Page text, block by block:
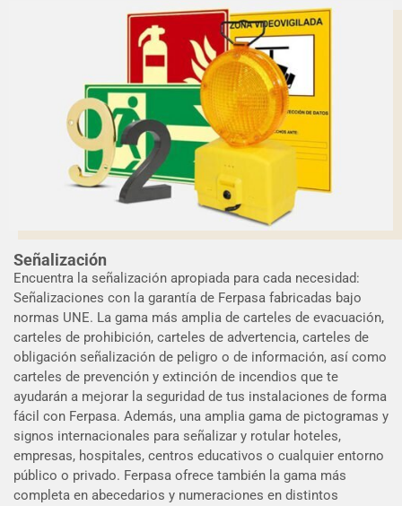
Señalización
Encuentra la señalización apropiada para cada necesidad:
Señalizaciones con la garantía de Ferpasa fabricadas bajo
normas UNE. La gama más amplia de carteles de evacuación,
carteles de prohibición, carteles de advertencia, carteles de
obligación señalización de peligro o de información, así como
carteles de prevención y extinción de incendios que te
ayudarán a mejorar la seguridad de tus instalaciones de forma
fácil con Ferpasa. Además, una amplia gama de pictogramas y
signos internacionales para señalizar y rotular hoteles,
empresas, hospitales, centros educativos o cualquier entorno
público o privado. Ferpasa ofrece también la gama más
completa en abecedarios y numeraciones en distintos